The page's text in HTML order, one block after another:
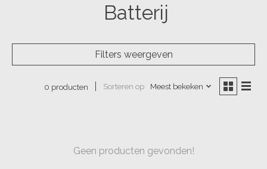
Batterij
Filters weergeven
0 producten Sorteren op Meest bekeken
Geen producten gevonden!